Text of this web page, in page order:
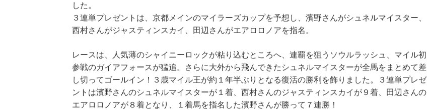
した。
３連単プレゼントは、京都メインのマイラーズカップを予想し、濱野さんがシュネルマイスター、
西村さんがジャスティンスカイ、田辺さんがエアロロノアを指名。
レースは、人気薄のシャイニーロックが粘り込むところへ、連覇を狙うソウルラッシュ、マイル初
参戦のガイアフォースが猛追。さらに大外から飛んできたシュネルマイスターが全馬をまとめて差
し切ってゴールイン！３歳マイル王が約１年半ぶりとなる復活の勝利を飾りました。３連単プレゼ
ントは濱野さんのシュネルマイスターが１着、西村さんのジャスティンスカイが９着、田辺さんの
エアロロノアが８着となり、１着馬を指名した濱野さんが勝って７連勝！